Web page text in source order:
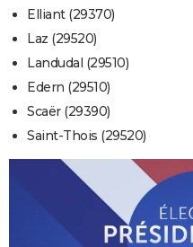
Elliant (29370)
Laz (29520)
Landudal (29510)
Edern (29510)
Scaër (29390)
Saint-Thois (29520)